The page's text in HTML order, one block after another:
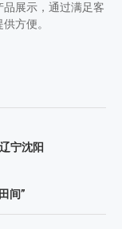
展示，通过满足客
方便。
宁沈阳
间”